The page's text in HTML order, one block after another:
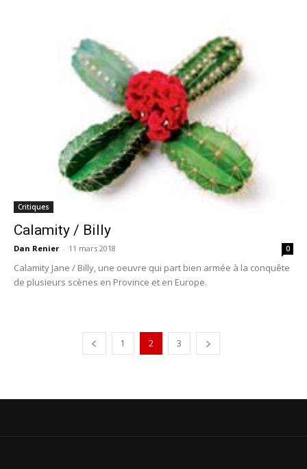
Critiques
Calamity / Billy
Dan Renier - 11 mars 2018 0
Calamity Jane / Billy, une oeuvre qui part bien armée à la conquête
de plusieurs scènes en Province et en Europe.
1 2 3